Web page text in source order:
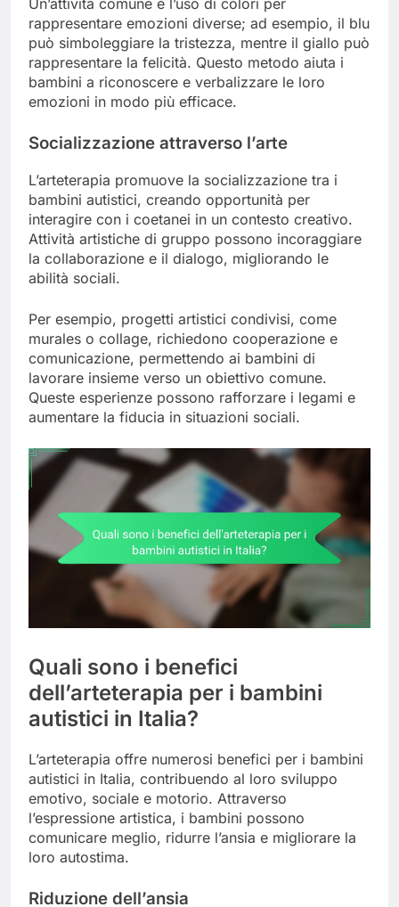
Un’attività comune è l’uso di colori per
rappresentare emozioni diverse; ad esempio, il blu
può simboleggiare la tristezza, mentre il giallo può
rappresentare la felicità. Questo metodo aiuta i
bambini a riconoscere e verbalizzare le loro
emozioni in modo più efficace.
Socializzazione attraverso l’arte
L’arteterapia promuove la socializzazione tra i
bambini autistici, creando opportunità per
interagire con i coetanei in un contesto creativo.
Attività artistiche di gruppo possono incoraggiare
la collaborazione e il dialogo, migliorando le
abilità sociali.
Per esempio, progetti artistici condivisi, come
murales o collage, richiedono cooperazione e
comunicazione, permettendo ai bambini di
lavorare insieme verso un obiettivo comune.
Queste esperienze possono rafforzare i legami e
aumentare la fiducia in situazioni sociali.
Quali sono i benefici
dell’arteterapia per i bambini
autistici in Italia?
L’arteterapia offre numerosi benefici per i bambini
autistici in Italia, contribuendo al loro sviluppo
emotivo, sociale e motorio. Attraverso
l’espressione artistica, i bambini possono
comunicare meglio, ridurre l’ansia e migliorare la
loro autostima.
Riduzione dell’ansia